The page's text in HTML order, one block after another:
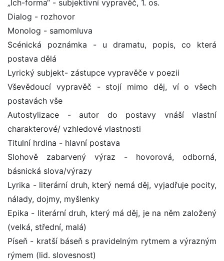
„Ich-forma“ - subjektivní vypravěč, 1. os.
Dialog - rozhovor
Monolog - samomluva
Scénická poznámka - u dramatu, popis, co která
postava dělá
Lyrický subjekt- zástupce vypravěče v poezii
Vševědoucí vypravěč - stojí mimo děj, ví o všech
postavách vše
Autostylizace - autor do postavy vnáší vlastní
charakterové/ vzhledové vlastnosti
Titulní hrdina - hlavní postava
Slohově zabarvený výraz - hovorová, odborná,
básnická slova/výrazy
Lyrika - literární druh, který nemá děj, vyjadřuje pocity,
nálady, dojmy, myšlenky
Epika - literární druh, který má děj, je na něm založený
(velká, střední, malá)
Píseň - kratší báseň s pravidelným rytmem a výrazným
rýmem (lid. slovesnost)